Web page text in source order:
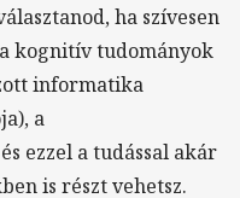
ha szívesen
kognitív tudományok
informatika
a
ezzel a tudással akár
is részt vehetsz.